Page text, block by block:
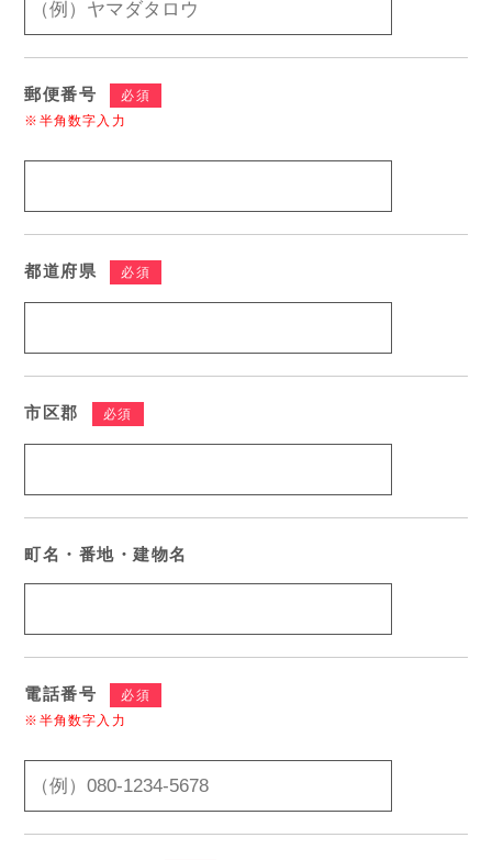
郵便番号
必須
※半角数字入力
都道府県 必須
市区郡 必須
町名・番地・建物名
電話番号
必須
※半角数字入力